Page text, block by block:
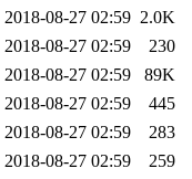
2018-08-27 02:59 2.0K
2018-08-27 02:59
230
2018-08-27 02:59
89K
2018-08-27 02:59
445
2018-08-27 02:59
283
2018-08-27 02:59
259